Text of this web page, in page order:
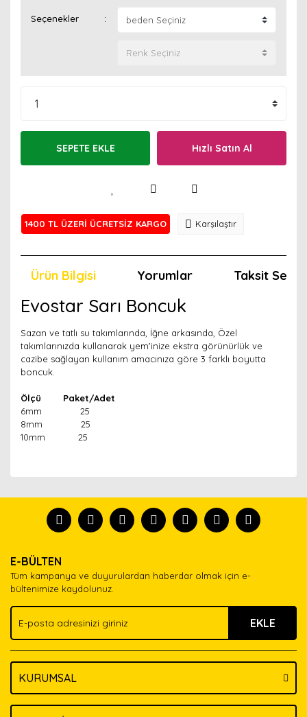
Seçenekler
SEPETE EKLE Hızlı Satın Al
1400 TL ÜZERİ ÜCRETSİZ KARGO Karşılaştır
Ürün Bilgisi Yorumlar Taksit
Evostar Sarı Boncuk
Sazan ve tatlı su takımlarında, İğne arkasında, Özel
takımlarınızda kullanarak yem'inize ekstra görünürlük ve
cazibe sağlayan kullanım amacınıza göre 3 farklı boyutta
boncuk.
Ölçü Paket/Adet
6mm 25
8mm 25
10mm 25
tanısın.
formunu kullanarak tarafımıza iletebilirsiniz.
Görüş ve önerileriniz için teşekkür ederiz.
Ürün açıklamasında eksik bilgiler bulunuyor.
Ürün bilgilerinde hatalar bulunuyor.
Ürün fiyatı diğer sitelerden daha pahalı.
Bu ürüne benzer farklı alternatifler olmalı.
E-BÜLTEN
Tüm kampanya ve duyurulardan haberdar olmak için e-
bültenimize kaydolunuz.
EKLE
KURUMSAL